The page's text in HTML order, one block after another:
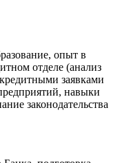
опыт в
отделе (анализ
заявками
навыки
законодательства